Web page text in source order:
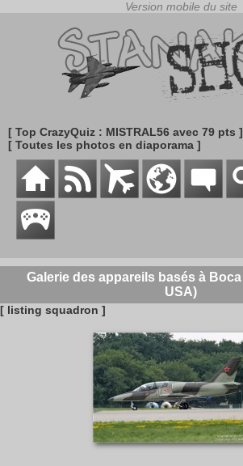
[ Top CrazyQuiz : MISTRAL56 avec 79 pts ]
[ Toutes les photos en diaporama ]
Galerie des appareils basés à
USA)
[ listing squadron ]